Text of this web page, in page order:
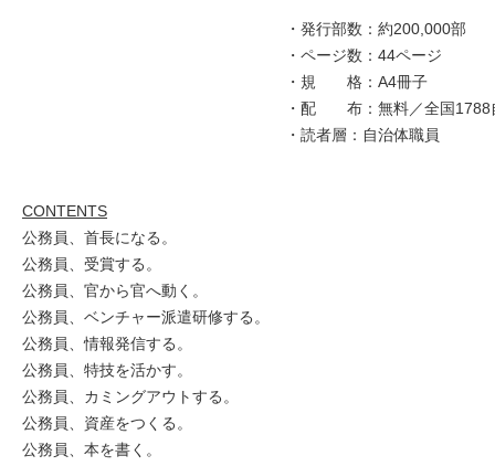
・発行部数：約200,000部
・ページ数：44ページ
・規 格：A4冊子
・配 布：無料／全国1788
・読者層：自治体職員
CONTENTS
公務員、首長になる。
公務員、受賞する。
公務員、官から官へ動く。
公務員、ベンチャー派遣研修する。
公務員、情報発信する。
公務員、特技を活かす。
公務員、カミングアウトする。
公務員、資産をつくる。
公務員、本を書く。